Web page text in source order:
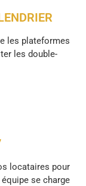
les plateformes
les double-
locataires pour
se charge